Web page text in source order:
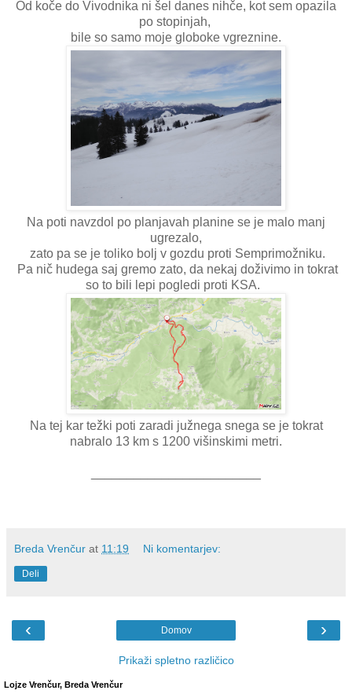
Od koče do Vivodnika ni šel danes nihče, kot sem opazila
po stopinjah,
bile so samo moje globoke vgreznine.
Na poti navzdol po planjavah planine se je malo manj
ugrezalo,
zato pa se je toliko bolj v gozdu proti Semprimožniku.
Pa nič hudega saj gremo zato, da nekaj doživimo in tokrat
so to bili lepi pogledi proti KSA.
Na tej kar težki poti zaradi južnega snega se je tokrat
nabralo 13 km s 1200 višinskimi metri.
Breda Vrenčur at 11:19 Ni komentarjev:
Deli
‹ ›
Domov
Prikaži spletno različico
Lojze Vrenčur, Breda Vrenčur